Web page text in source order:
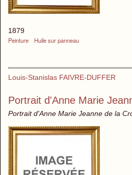
1879
Peinture
Huile sur panneau
Louis-Stanislas FAIVRE-DUFFER
Portrait d'Anne Marie
Portrait d'Anne Marie Jeanne de la